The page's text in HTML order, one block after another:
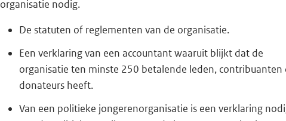
organisatie nodig.
De statuten of reglementen van de organisatie.
Een verklaring van een accountant waaruit blijkt dat de
organisatie ten minste 250 betalende leden, contribuanten
donateurs heeft.
Van een politieke jongerenorganisatie is een verklaring